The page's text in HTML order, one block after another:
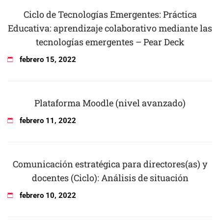
Ciclo de Tecnologías Emergentes: Práctica
Educativa: aprendizaje colaborativo mediante las
tecnologías emergentes – Pear Deck
febrero 15, 2022
Plataforma Moodle (nivel avanzado)
febrero 11 , 2022
Comunicación estratégica para directores(as) y
docentes (Ciclo): Análisis de situación
febrero 10, 2022